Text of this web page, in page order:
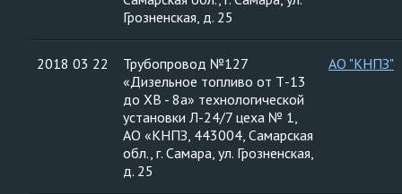
Грозненская, д. 25
2018 03 22
Трубопровод №127
«Дизельное топливо от Т-13
до ХВ - 8а» технологической
установки Л-24/7 цеха № 1,
АО «КНПЗ, 443004, Самарская
обл., г. Самара, ул. Грозненская,
д. 25
АО "КНПЗ"